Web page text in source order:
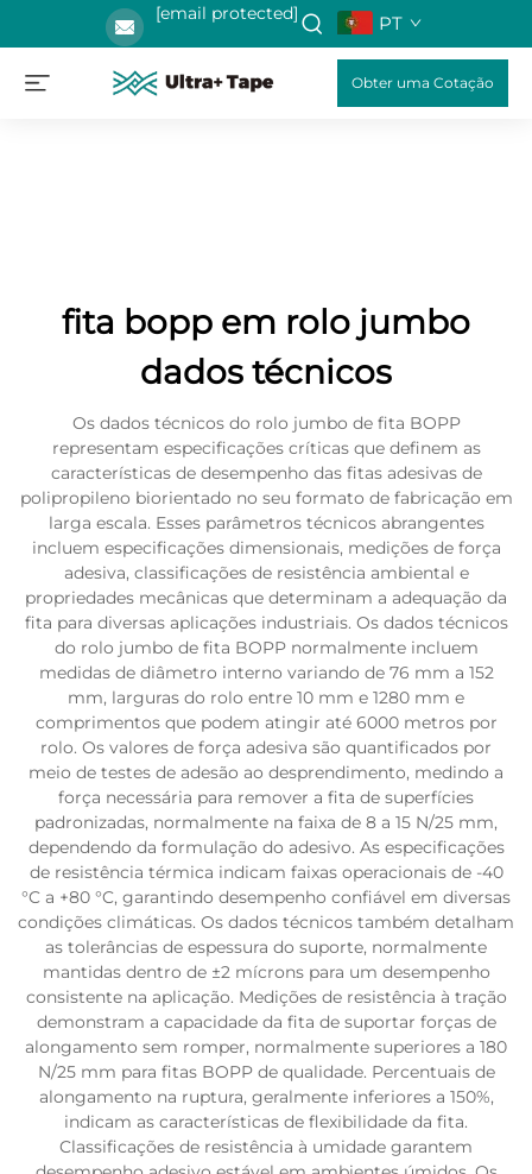
[email protected] PT
Obter uma Cotação
fita bopp em rolo jumbo
dados técnicos
Os dados técnicos do rolo jumbo de fita BOPP
representam especificações críticas que definem as
características de desempenho das fitas adesivas de
polipropileno biorientado no seu formato de fabricação em
larga escala. Esses parâmetros técnicos abrangentes
incluem especificações dimensionais, medições de força
adesiva, classificações de resistência ambiental e
propriedades mecânicas que determinam a adequação da
fita para diversas aplicações industriais. Os dados técnicos
do rolo jumbo de fita BOPP normalmente incluem
medidas de diâmetro interno variando de 76 mm a 152
mm, larguras do rolo entre 10 mm e 1280 mm e
comprimentos que podem atingir até 6000 metros por
rolo. Os valores de força adesiva são quantificados por
meio de testes de adesão ao desprendimento, medindo a
força necessária para remover a fita de superfícies
padronizadas, normalmente na faixa de 8 a 15 N/25 mm,
dependendo da formulação do adesivo. As especificações
de resistência térmica indicam faixas operacionais de -40
°C a +80 °C, garantindo desempenho confiável em diversas
condições climáticas. Os dados técnicos também detalham
as tolerâncias de espessura do suporte, normalmente
mantidas dentro de ±2 mícrons para um desempenho
consistente na aplicação. Medições de resistência à tração
demonstram a capacidade da fita de suportar forças de
alongamento sem romper, normalmente superiores a 180
N/25 mm para fitas BOPP de qualidade. Percentuais de
alongamento na ruptura, geralmente inferiores a 150%,
indicam as características de flexibilidade da fita.
Classificações de resistência à umidade garantem